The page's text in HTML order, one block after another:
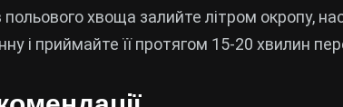
польового хвоща залийте літром окропу,
і приймайте її протягом 15-20 хвилин